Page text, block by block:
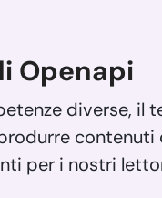
Openapi
diverse, il
contenuti
per i nostri